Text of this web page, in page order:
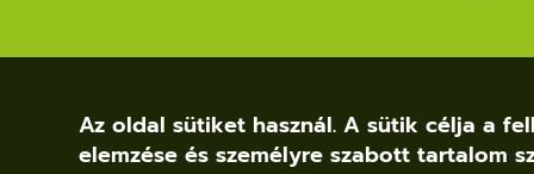
Az oldal sütiket használ. A sütik célja a
elemzése és személyre szabott tartalom